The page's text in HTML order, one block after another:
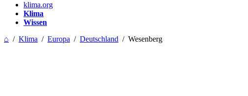
klima.org
Klima
Wissen
⌂ / Klima / Europa / Deutschland / Wesenberg